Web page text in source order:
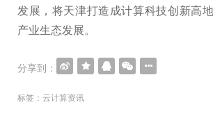
发展，将天津打造成计算科技创新高
产业生态发展。
分享到：
标签： 云计算资讯